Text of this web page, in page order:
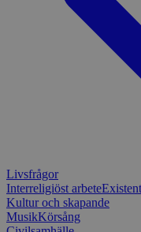
Livsfrågor
Interreligiöst arbete
Kultur och skapande
MusikKörsång